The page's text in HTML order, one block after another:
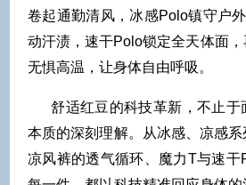
卷起通勤清风，冰感Polo镇守户
动汗渍，速干Polo锁定全天体面，
无惧高温，让身体自由呼吸。
舒适红豆的科技革新，不止于
本质的深刻理解。从冰感、凉感系
凉风裤的透气循环、魔力T与速